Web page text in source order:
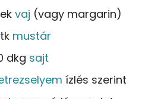
vaj (vagy margarin)
mustár
dkg sajt
ízlés szerint